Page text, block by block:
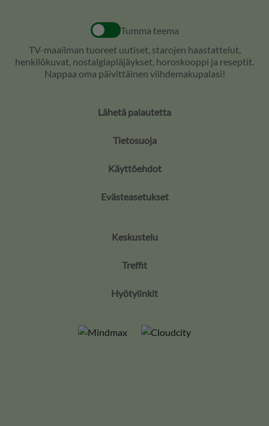
Tumma teema
TV-maailman tuoreet uutiset, starojen haastattelut,
henkilökuvat, nostalgiapläjäykset, horoskooppi ja reseptit.
Nappaa oma päivittäinen viihdemakupalasi!
Lähetä palautetta
Tietosuoja
Käyttöehdot
Evästeasetukset
Keskustelu
Treffit
Hyötylinkit